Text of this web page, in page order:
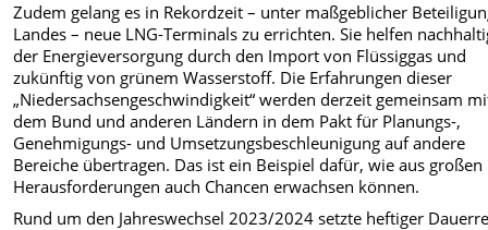
Zudem gelang es in Rekordzeit – unter maßgeblicher
Landes – neue LNG-Terminals zu errichten. Sie helfen
der Energieversorgung durch den Import von Flüssiggas und
zukünftig von grünem Wasserstoff. Die Erfahrungen dieser
„Niedersachsengeschwindigkeit“ werden derzeit gemeinsam
dem Bund und anderen Ländern in dem Pakt für Planungs-,
Genehmigungs- und Umsetzungsbeschleunigung auf andere
Bereiche übertragen. Das ist ein Beispiel dafür, wie aus großen
Herausforderungen auch Chancen erwachsen können.
Rund um den Jahreswechsel 2023/2024 setzte heftiger